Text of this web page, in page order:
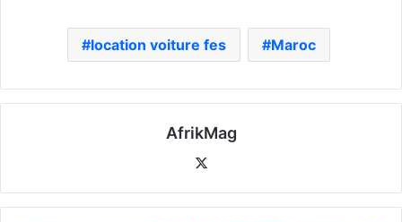
location voiture fes Maroc
AfrikMag